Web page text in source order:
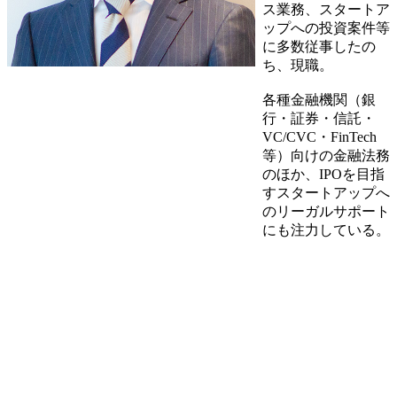
ス業務、スタートア
ップへの投資案件等
に多数従事したの
ち、現職。
各種金融機関（銀
行・証券・信託・
VC/CVC・FinTech
等）向けの金融法務
のほか、IPOを目指
すスタートアップへ
のリーガルサポート
にも注力している。